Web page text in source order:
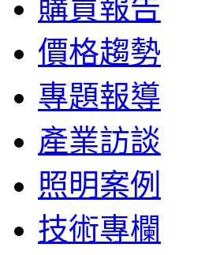
購買報告
價格趨勢
專題報導
產業訪談
照明案例
技術專欄